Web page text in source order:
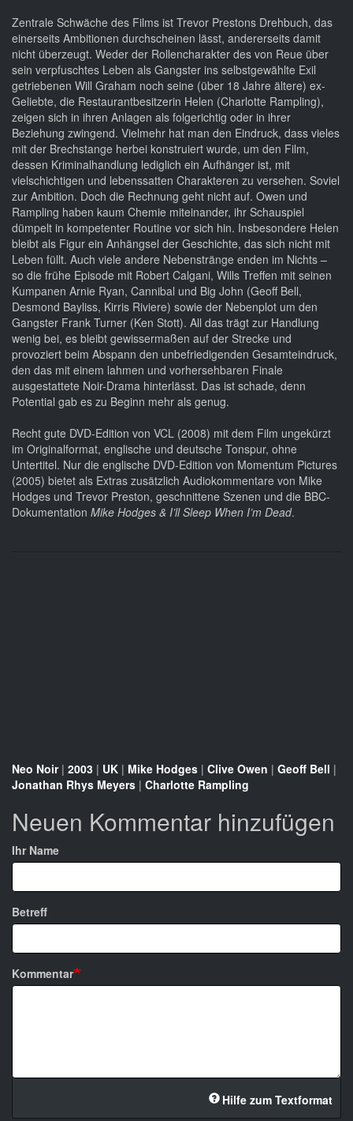
Zentrale Schwäche des Films ist Trevor Prestons Drehbuch, das
einerseits Ambitionen durchscheinen lässt, andererseits damit
nicht überzeugt. Weder der Rollencharakter des von Reue über
sein verpfuschtes Leben als Gangster ins selbstgewählte Exil
getriebenen Will Graham noch seine (über 18 Jahre ältere) ex-
Geliebte, die Restaurantbesitzerin Helen (Charlotte Rampling),
zeigen sich in ihren Anlagen als folgerichtig oder in ihrer
Beziehung zwingend. Vielmehr hat man den Eindruck, dass vieles
mit der Brechstange herbei konstruiert wurde, um den Film,
dessen Kriminalhandlung lediglich ein Aufhänger ist, mit
vielschichtigen und lebenssatten Charakteren zu versehen. Soviel
zur Ambition. Doch die Rechnung geht nicht auf. Owen und
Rampling haben kaum Chemie miteinander, ihr Schauspiel
dümpelt in kompetenter Routine vor sich hin. Insbesondere Helen
bleibt als Figur ein Anhängsel der Geschichte, das sich nicht mit
Leben füllt. Auch viele andere Nebenstränge enden im Nichts –
so die frühe Episode mit Robert Calgani, Wills Treffen mit seinen
Kumpanen Arnie Ryan, Cannibal und Big John (Geoff Bell,
Desmond Bayliss, Kirris Riviere) sowie der Nebenplot um den
Gangster Frank Turner (Ken Stott). All das trägt zur Handlung
wenig bei, es bleibt gewissermaßen auf der Strecke und
provoziert beim Abspann den unbefriedigenden Gesamteindruck,
den das mit einem lahmen und vorhersehbaren Finale
ausgestattete Noir-Drama hinterlässt. Das ist schade, denn
Potential gab es zu Beginn mehr als genug.
Recht gute DVD-Edition von VCL (2008) mit dem Film ungekürzt
im Originalformat, englische und deutsche Tonspur, ohne
Untertitel. Nur die englische DVD-Edition von Momentum Pictures
(2005) bietet als Extras zusätzlich Audiokommentare von Mike
Hodges und Trevor Preston, geschnittene Szenen und die BBC-
Dokumentation Mike Hodges & I’ll Sleep When I’m Dead.
Neo Noir| 2003 | UK | Mike Hodges | Clive Owen | Geoff Bell |
Jonathan Rhys Meyers | Charlotte Rampling
Neuen Kommentar hinzufügen
Ihr Name
Betreff
Kommentar
Hilfe zum Textformat